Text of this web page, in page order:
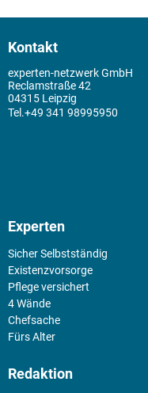
Kontakt
experten-netzwerk GmbH
Reclamstraße 42
04315 Leipzig
+49 341 98995950
Experten
Sicher Selbstständig
Existenz­vorsorge
Pflege versichert
4 Wände
Chefsache
Fürs Alter
Redaktion